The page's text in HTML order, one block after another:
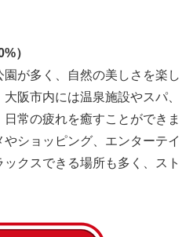
）
が多く、自然の美しさを楽し
阪市内には温泉施設やスパ、
常の疲れを癒すことができま
ショッピング、エンターテイ
クスできる場所も多く、スト